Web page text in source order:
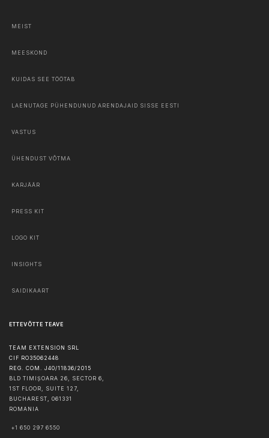
MEIST
MEESKOND
KUIDAS SEE TÖÖTAB
LAENUTAGE PÜHENDUNUD ARENDAJAID SISSE EESTI
VASTUS
ÜHENDUST VÕTMA
KARJÄÄR
PRESS KIT
LOGO KIT
INSIGHTS
SAIDIKAART
ETTEVÕTTE TEAVE
TEAM EXTENSION SRL
CIF RO35062448
REG. COM. J40/11836/2015
BLD TIMIȘOARA 26, SECTOR 6,
1ST FLOOR, SUITE 127,
BUCHAREST, 061331
ROMANIA
+1 650 297 6550